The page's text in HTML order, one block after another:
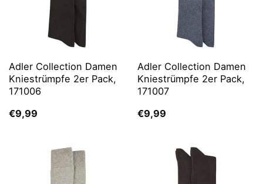
Adler Collection Damen
Kniestrümpfe 2er Pack,
171006
€9,99
Adler Collection Damen
Kniestrümpfe 2er Pack,
171007
€9,99